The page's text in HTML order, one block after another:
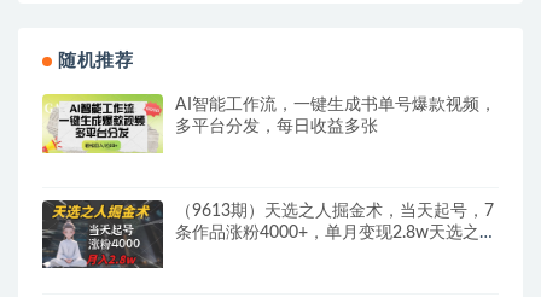
随机推荐
AI智能工作流，一键生成书单号爆款视频，
多平台分发，每日收益多张
（9613期）天选之人掘金术，当天起号，7
条作品涨粉4000+，单月变现2.8w天选之人